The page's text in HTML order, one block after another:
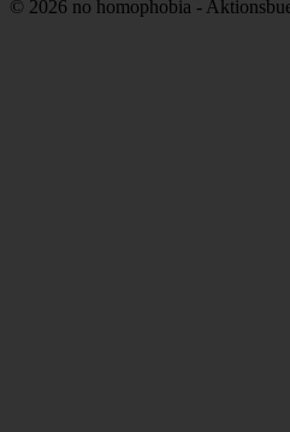
© 2026 no homophobia -